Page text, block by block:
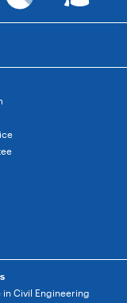
Civil Engineering